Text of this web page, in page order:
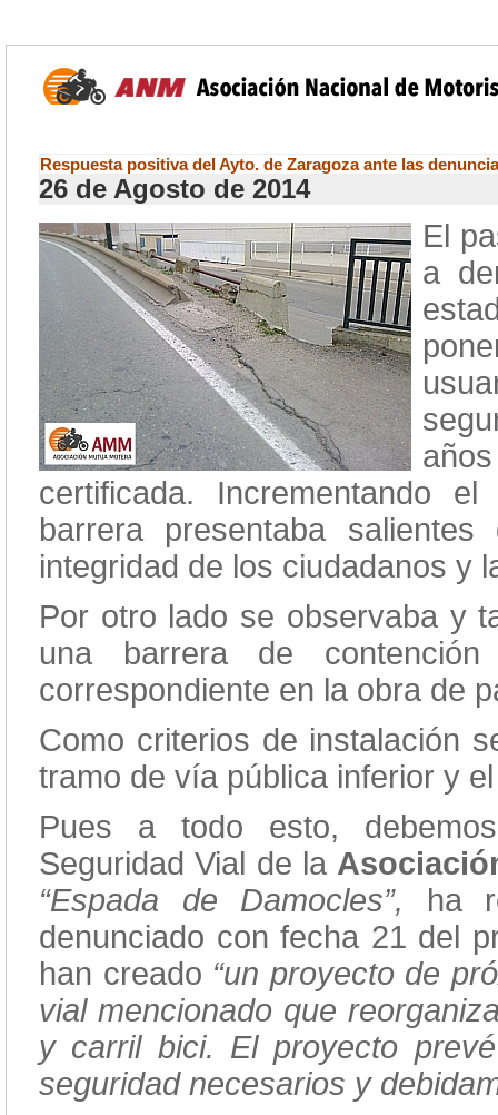
Respuesta positiva del Ayto. de Zaragoza ante las
26 de Agosto de 2014
El
a
certificada. Incrementando
barrera presentaba
integridad de los ciudadanos y
Por otro lado se observaba y
una barrera de
correspondiente en la obra de
Como criterios de instalación
tramo de vía pública inferior y
Pues a todo esto,
Seguridad Vial de la
“Espada de Damocles”, ha
denunciado con fecha 21 del
han creado “un proyecto de
vial mencionado que
y carril bici. El proyecto
seguridad necesarios y